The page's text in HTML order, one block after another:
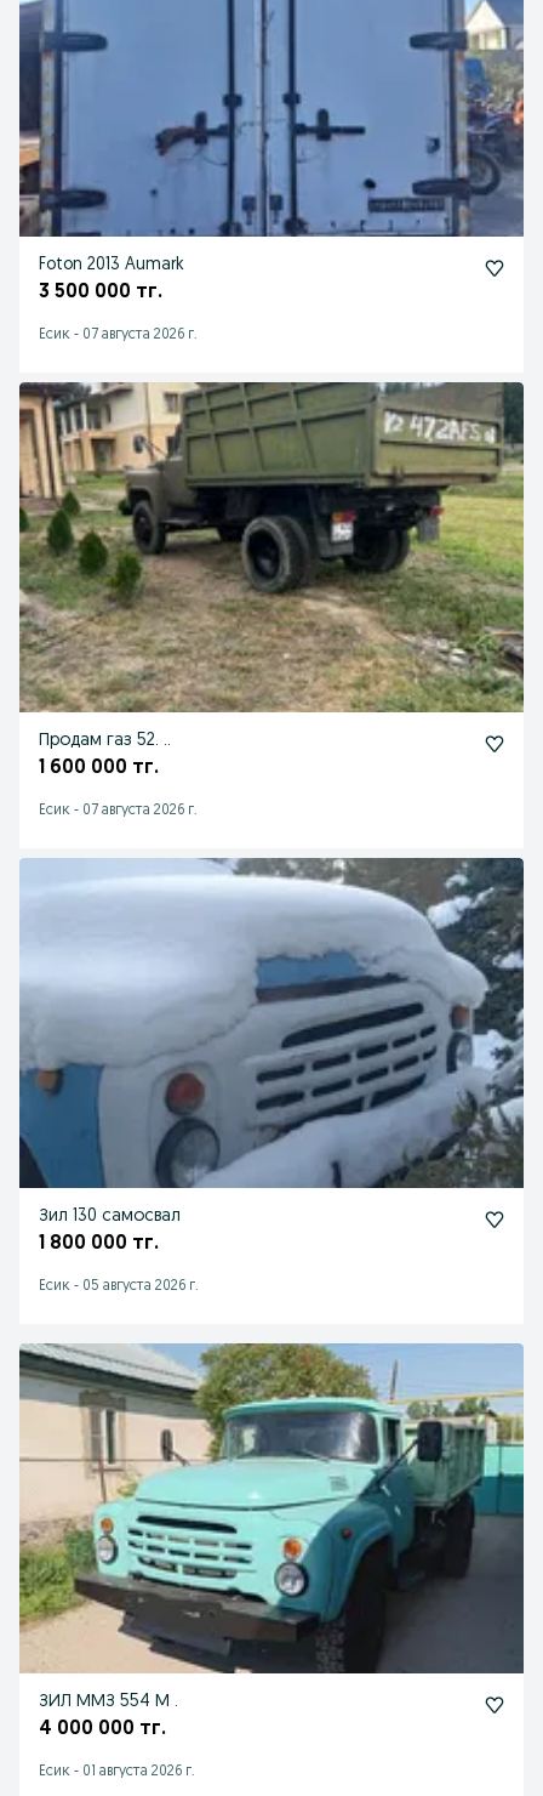
Foton 2013 Aumark
3 500 000 тг.
Есик - 07 августа 2026 г.
Продам газ 52. ..
1 600 000 тг.
Есик - 07 августа 2026 г.
Зил 130 самосвал
1 800 000 тг.
Есик - 05 августа 2026 г.
ЗИЛ ММЗ 554 М .
4 000 000 тг.
Есик - 01 августа 2026 г.